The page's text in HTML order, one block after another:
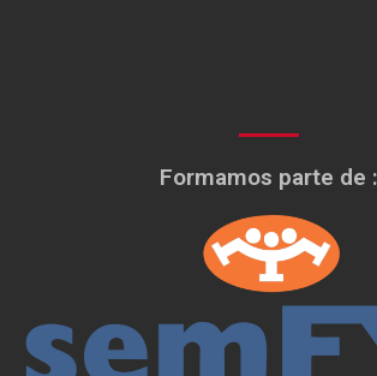
Formamos parte de :